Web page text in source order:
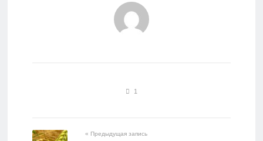
1
« Предыдущая запись